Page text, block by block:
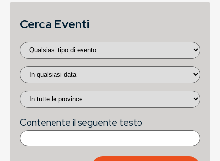
Cerca Eventi
Contenente il seguente testo